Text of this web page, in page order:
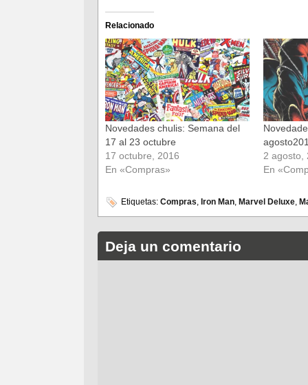
Facebook
(Se
abre
en
una
ventana
nueva)
Twitter
(Se
abre
en
una
ventana
nueva)
Relacionado
Novedades chulis: Semana del
17 al 23 octubre
17 octubre, 2016
En «Compras»
2 agosto,
En
Etiquetas: Compras, Iron Man, Marvel Deluxe,
Deja un comentario